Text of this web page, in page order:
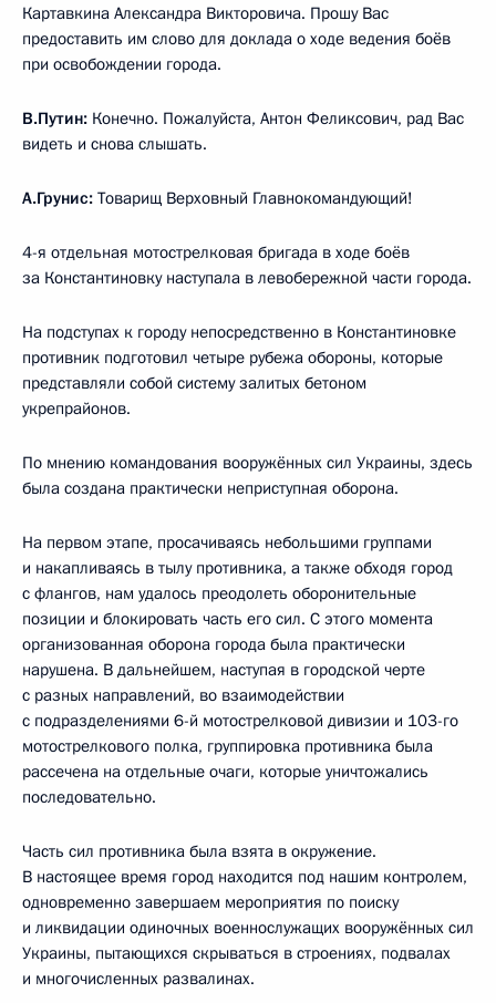
Картавкина Александра Викторовича. Прошу Вас
предоставить им слово для доклада о ходе ведения боёв
при освобождении города.
В.Путин: Конечно. Пожалуйста, Антон Феликсович, рад Вас
видеть и снова слышать.
А.Грунис: Товарищ Верховный Главнокомандующий!
4-я отдельная мотострелковая бригада в ходе боёв
за Константиновку наступала в левобережной части города.
На подступах к городу непосредственно в Константиновке
противник подготовил четыре рубежа обороны, которые
представляли собой систему залитых бетоном
укрепрайонов.
По мнению командования вооружённых сил Украины, здесь
была создана практически неприступная оборона.
На первом этапе, просачиваясь небольшими группами
и накапливаясь в тылу противника, а также обходя город
с флангов, нам удалось преодолеть оборонительные
позиции и блокировать часть его сил. С этого момента
организованная оборона города была практически
нарушена. В дальнейшем, наступая в городской черте
с разных направлений, во взаимодействии
с подразделениями 6-й мотострелковой дивизии и 103-го
мотострелкового полка, группировка противника была
рассечена на отдельные очаги, которые уничтожались
последовательно.
Часть сил противника была взята в окружение.
В настоящее время город находится под нашим контролем,
одновременно завершаем мероприятия по поиску
и ликвидации одиночных военнослужащих вооружённых сил
Украины, пытающихся скрываться в строениях, подвалах
и многочисленных развалинах.